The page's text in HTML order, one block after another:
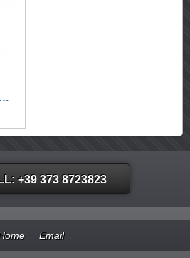
MODEKA PANTALONE TOURING UPSWING LADY NERO
+39 373 8723823
Email